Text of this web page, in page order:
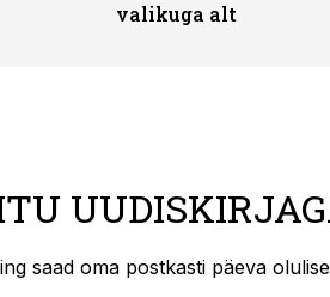
valikuga alt
saad oma postkasti päeva